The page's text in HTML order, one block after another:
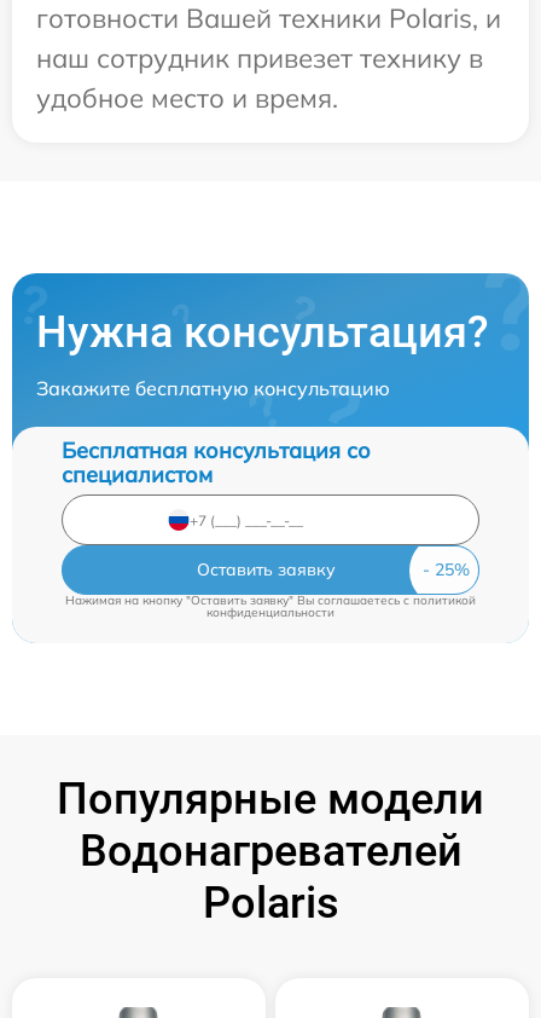
готовности Вашей техники Polaris, и
наш сотрудник привезет технику в
удобное место и время.
Нужна консультация?
Закажите бесплатную консультацию
Бесплатная консультация со
специалистом
Оставить заявку
Нажимая на кнопку "Оставить заявку" Вы соглашаетесь cполитикой
конфиденциальности
Популярные модели
Водонагревателей
Polaris